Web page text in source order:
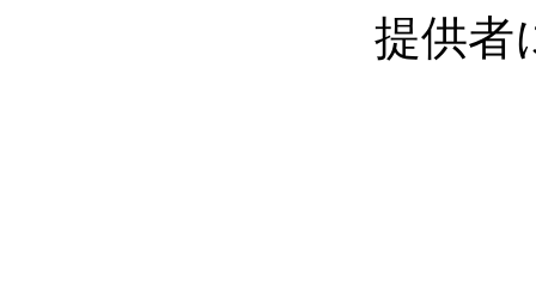
提供者